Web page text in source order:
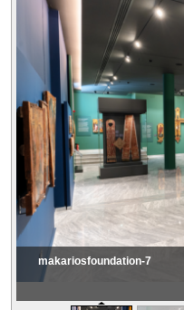
makariosfoundation-7